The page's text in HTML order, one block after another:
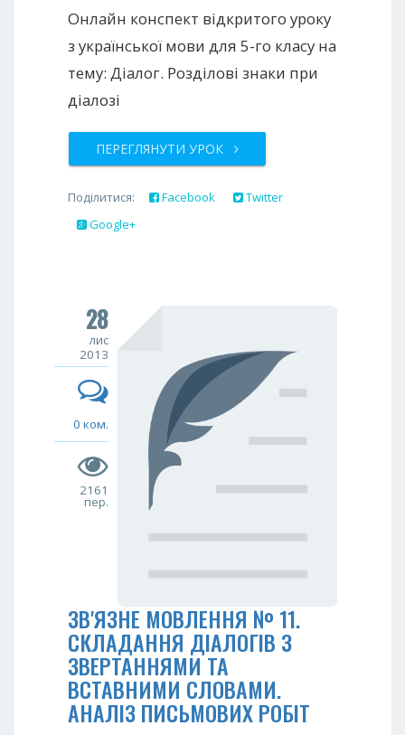
Онлайн конспект відкритого уроку
з української мови для 5-го класу на
тему: Діалог. Розділові знаки при
діалозі
ПЕРЕГЛЯНУТИ УРОК
Поділитися: Facebook
Twitter
Google+
28
лис
2013
0 ком.
2161
пер.
ЗВ'ЯЗНЕ МОВЛЕННЯ № 11.
СКЛАДАННЯ ДІАЛОГІВ З
ЗВЕРТАННЯМИ ТА
ВСТАВНИМИ СЛОВАМИ.
АНАЛІЗ ПИСЬМОВИХ РОБІТ